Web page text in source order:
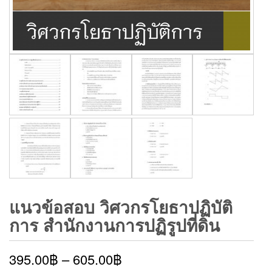
แนวข้อสอบ วิศวกรโยธาปฏิบัติ
การ สำนักงานการปฏิรูปที่ดิน
395.00฿ –605.00฿